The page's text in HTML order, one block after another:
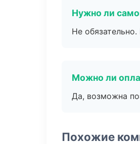
Нужно ли
Не
Можно ли
Да, возможна
Похожие